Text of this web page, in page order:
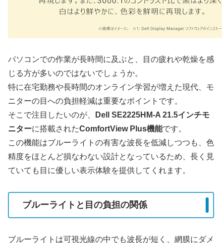
パソコンでの作業が長時間に及ぶと、目の疲れや乾燥を感
じる方が多いのではないでしょうか。
特に在宅勤務や長時間のオンライン学習が増えた現代、モ
ニターの目への負担軽減は重要なポイントです。
そこで注目したいのが、
Dell SE2225HM-A 21.5インチモ
ニターに搭載されたComfortView Plus機能です。
この機能はブルーライトの有害な波長を低減しつつも、色
精度をほとんど損なわない設計となっているため、長く見
ていても目に優しい表示体験を提供してくれます。
ブルーライトと目の負担の関係
ブルーライトは可視光線の中でも波長が短く、網膜にダメ